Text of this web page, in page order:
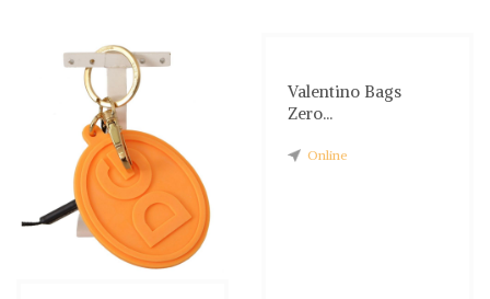
Valentino Bags
Zero...
Online